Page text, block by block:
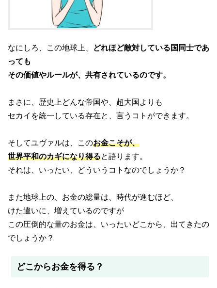
なにしろ、この地球上、
どれほど敵対している国同士であ
っても
その価値やルールが、共有されているのです。
まさに、歴史上どんな帝国や、超大国よりも
セカイを統一している存在と、言うコトができます。
そしてユヴァルは、このお金こそが、
世界平和のカギになり得ると語ります。
それは、いったい、どういうコトなのでしょうか？
また地球上の、お金の総量は、時代が進むほど、
けた違いに、増えているのですが
この圧倒的な量のお金は、いったいどこから、出てきたの
でしょうか？
どこからお金を得る？